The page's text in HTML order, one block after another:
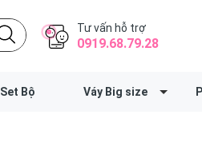
Tư vấn hỗ trợ
0919.68.79.28
Set Bộ Váy Big size